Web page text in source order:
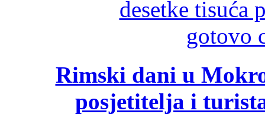
Rimski dani u
posjetitelja i